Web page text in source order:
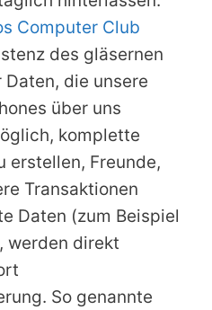
Computer Club
des gläsernen
die unsere
über uns
komplette
erstellen, Freunde,
Transaktionen
Daten (zum Beispiel
werden direkt
So genannte